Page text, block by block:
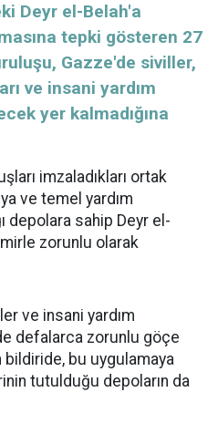
Deyr el-Belah'a
tepki gösteren 27
Gazze'de siviller,
ve insani yardım
yer kalmadığına
imzaladıkları ortak
ve temel yardım
depolara sahip Deyr el-
zorunlu olarak
ve insani yardım
defalarca zorunlu göçe
bildiride, bu uygulamaya
tutulduğu depoların da